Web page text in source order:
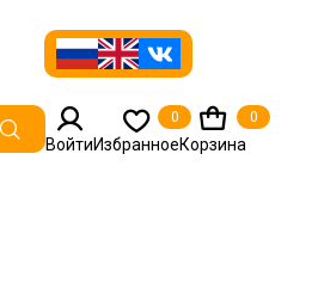
ВойтиИзбранное
0
Корзина
0